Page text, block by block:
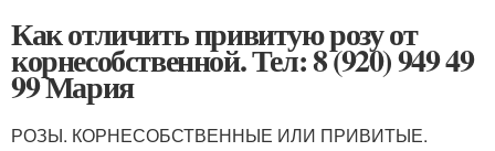
Как отличить привитую розу от
корнесобственной. Тел: 8 (920) 949 49
99 Мария
РОЗЫ. КОРНЕСОБСТВЕННЫЕ ИЛИ ПРИВИТЫЕ.